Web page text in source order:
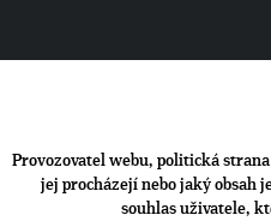
Provozovatel webu, politická
jej procházejí nebo jaký obsah
souhlas uživatele,